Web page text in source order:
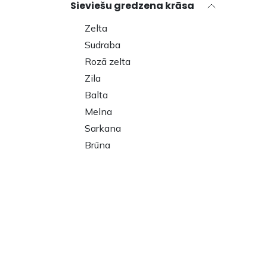
Sieviešu gredzena krāsa
Zelta
Sudraba
Rozā zelta
Zila
Balta
Melna
Sarkana
Brūna